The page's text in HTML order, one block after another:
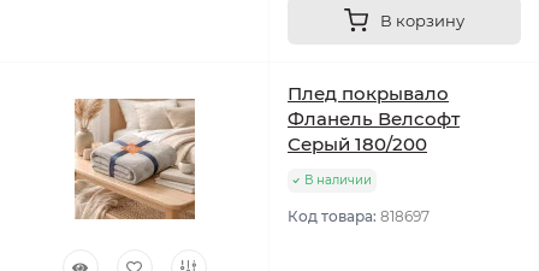
В корзину
Плед покрывало
Фланель Велсофт
Серый 180/200
В наличии
Код товара: 818697